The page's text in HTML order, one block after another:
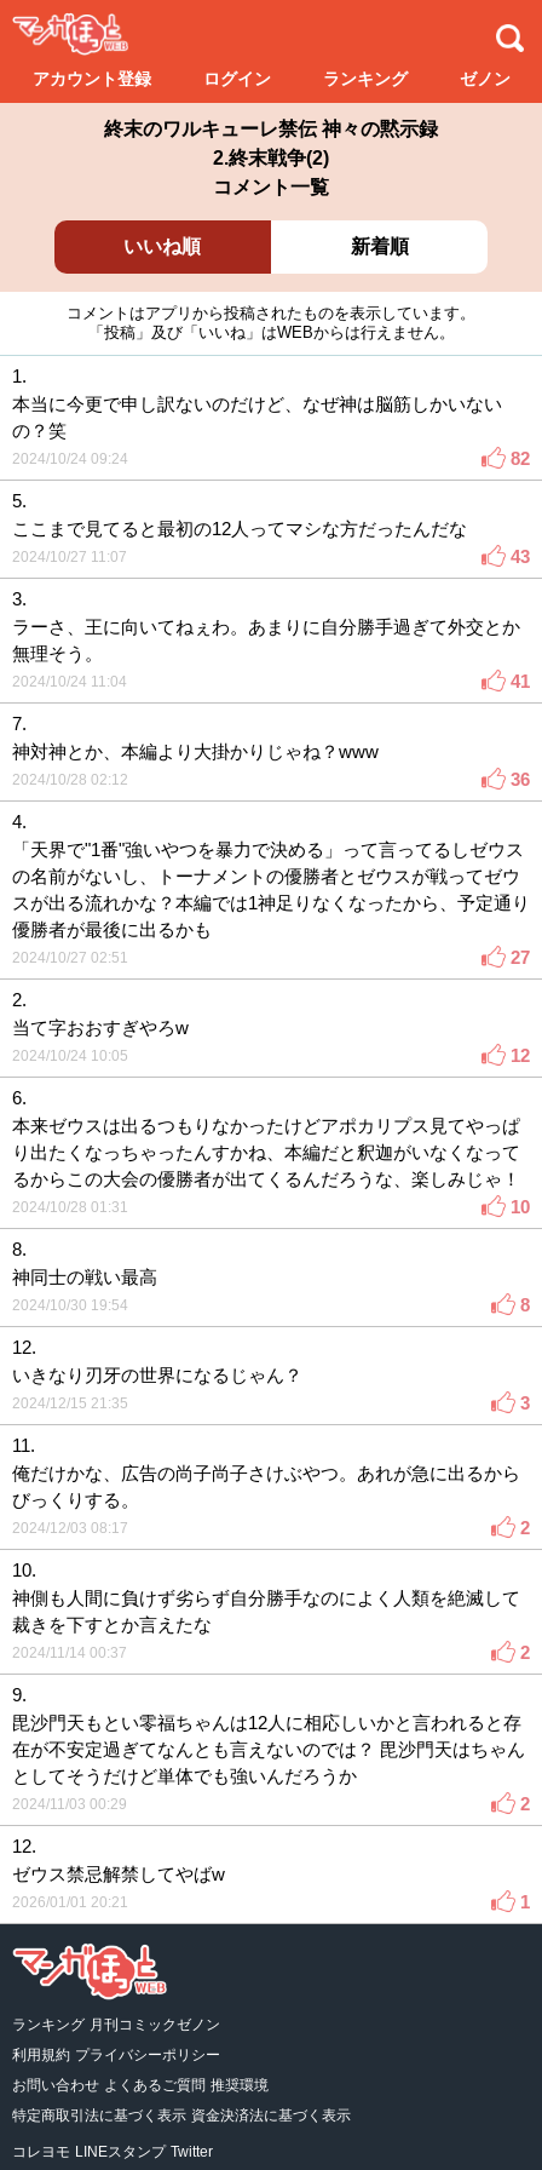
アカウント登録 ログイン ランキング ゼノン
終末のワルキューレ禁伝 神々の黙示録
2.終末戦争(2)
コメント一覧
いいね順 新着順
コメントはアプリから投稿されたものを表示しています。
「投稿」及び「いいね」はWEBからは行えません。
1.
本当に今更で申し訳ないのだけど、なぜ神は脳筋しかいない
の？笑
2024/10/24 09:24 82
5.
ここまで見てると最初の12人ってマシな方だったんだな
2024/10/27 11:07 43
3.
ラーさ、王に向いてねぇわ。あまりに自分勝手過ぎて外交とか
無理そう。
2024/10/24 11:04 41
7.
神対神とか、本編より大掛かりじゃね？www
2024/10/28 02:12 36
4.
「天界で"1番"強いやつを暴力で決める」って言ってるしゼウス
の名前がないし、トーナメントの優勝者とゼウスが戦ってゼウ
スが出る流れかな？本編では1神足りなくなったから、予定通り
優勝者が最後に出るかも
2024/10/27 02:51 27
2.
当て字おおすぎやろw
2024/10/24 10:05 12
6.
本来ゼウスは出るつもりなかったけどアポカリプス見てやっぱ
り出たくなっちゃったんすかね、本編だと釈迦がいなくなって
るからこの大会の優勝者が出てくるんだろうな、楽しみじゃ！
2024/10/28 01:31 10
8.
神同士の戦い最高
2024/10/30 19:54 8
12.
いきなり刃牙の世界になるじゃん？
2024/12/15 21:35 3
11.
俺だけかな、広告の尚子尚子さけぶやつ。あれが急に出るから
びっくりする。
2024/12/03 08:17 2
10.
神側も人間に負けず劣らず自分勝手なのによく人類を絶滅して
裁きを下すとか言えたな
2024/11/14 00:37 2
9.
毘沙門天もとい零福ちゃんは12人に相応しいかと言われると存
在が不安定過ぎてなんとも言えないのでは？ 毘沙門天はちゃん
としてそうだけど単体でも強いんだろうか
2024/11/03 00:29 2
12.
ゼウス禁忌解禁してやばw
2026/01/01 20:21 1
ランキング 月刊コミックゼノン
利用規約 プライバシーポリシー
お問い合わせ よくあるご質問 推奨環境
特定商取引法に基づく表示 資金決済法に基づく表示
コレヨモ LINEスタンプ Twitter